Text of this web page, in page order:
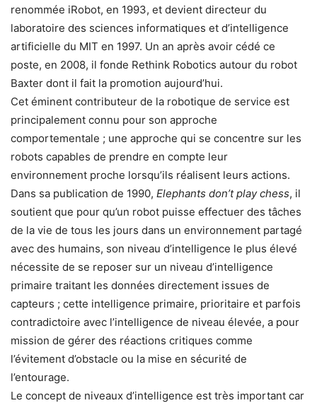
renommée iRobot, en 1993, et devient directeur du
laboratoire des sciences informatiques et d’intelligence
artificielle du MIT en 1997. Un an après avoir cédé ce
poste, en 2008, il fonde Rethink Robotics autour du robot
Baxter dont il fait la promotion aujourd’hui.
Cet éminent contributeur de la robotique de service est
principalement connu pour son approche
comportementale ; une approche qui se concentre sur les
robots capables de prendre en compte leur
environnement proche lorsqu’ils réalisent leurs actions.
Dans sa publication de 1990, Elephants don’t play chess, il
soutient que pour qu’un robot puisse effectuer des tâches
de la vie de tous les jours dans un environnement partagé
avec des humains, son niveau d’intelligence le plus élevé
nécessite de se reposer sur un niveau d’intelligence
primaire traitant les données directement issues de
capteurs ; cette intelligence primaire, prioritaire et parfois
contradictoire avec l’intelligence de niveau élevée, a pour
mission de gérer des réactions critiques comme
l’évitement d’obstacle ou la mise en sécurité de
l’entourage.
Le concept de niveaux d’intelligence est très important car